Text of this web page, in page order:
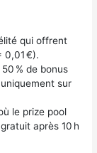
qui offrent
0,01 €).
% de bonus
sur
le prize pool
après 10 h